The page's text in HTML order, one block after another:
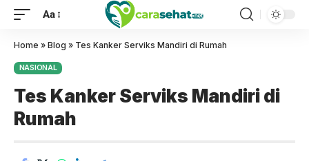
Aa
Home » Blog » Tes Kanker Serviks Mandiri di Rumah
NASIONAL
Tes Kanker Serviks Mandiri di
Rumah